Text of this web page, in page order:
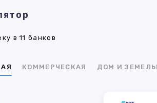
в 11 банков
КОММЕРЧЕСКАЯ ДОМ И